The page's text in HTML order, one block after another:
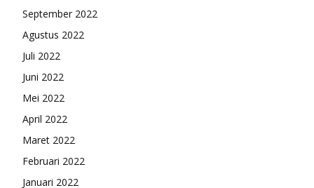
September 2022
Agustus 2022
Juli 2022
Juni 2022
Mei 2022
April 2022
Maret 2022
Februari 2022
Januari 2022